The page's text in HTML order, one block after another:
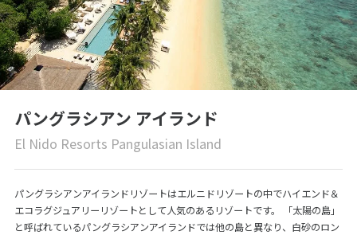
パングラシアン アイランド
El Nido Resorts Pangulasian Island
パングラシアンアイランドリゾートはエルニドリゾートの中でハイエンド＆
エコラグジュアリーリゾートとして人気のあるリゾートです。 「太陽の島」
と呼ばれているパングラシアンアイランドでは他の島と異なり、白砂のロン